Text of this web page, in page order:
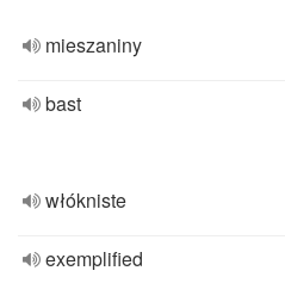
mieszaniny
bast
włókniste
exemplified